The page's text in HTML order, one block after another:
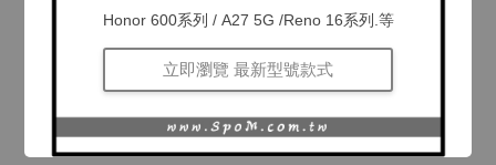
Honor 600系列 / A27 5G /Reno 16系列.等
立即瀏覽 最新型號款式